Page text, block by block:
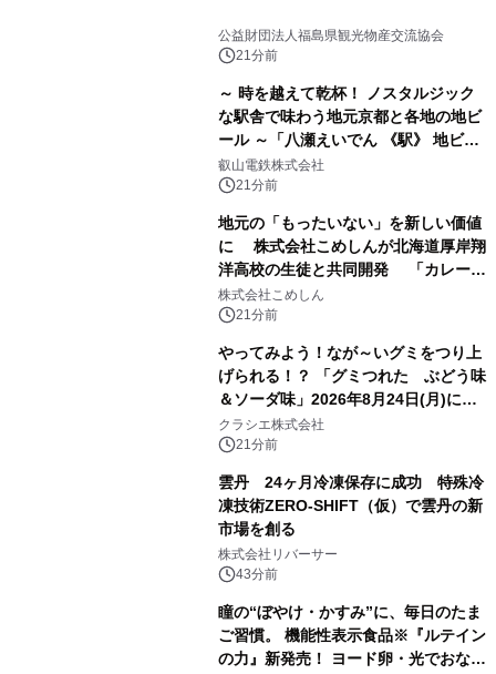
公益財団法人福島県観光物産交流協会
21分前
～ 時を越えて乾杯！ ノスタルジック
な駅舎で味わう地元京都と各地の地ビ
ール ～「八瀬えいでん 《駅》 地ビー
ル祭り」を開催します
叡山電鉄株式会社
21分前
地元の「もったいない」を新しい価値
に 株式会社こめしんが北海道厚岸翔
洋高校の生徒と共同開発 「カレー＆
いかくんおむすび」発売
株式会社こめしん
21分前
やってみよう！なが～いグミをつり上
げられる！？ 「グミつれた ぶどう味
＆ソーダ味」2026年8月24日(月)に登
場！
クラシエ株式会社
21分前
雲丹 24ヶ月冷凍保存に成功 特殊冷
凍技術ZERO-SHIFT（仮）で雲丹の新
市場を創る
株式会社リバーサー
43分前
瞳の“ぼやけ・かすみ”に、毎日のたま
ご習慣。 機能性表示食品※『ルテイン
の力』新発売！ ヨード卵・光でおなじ